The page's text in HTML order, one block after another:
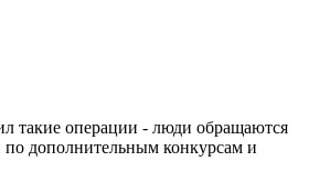
такие операции - люди обращаются
дополнительным конкурсам и